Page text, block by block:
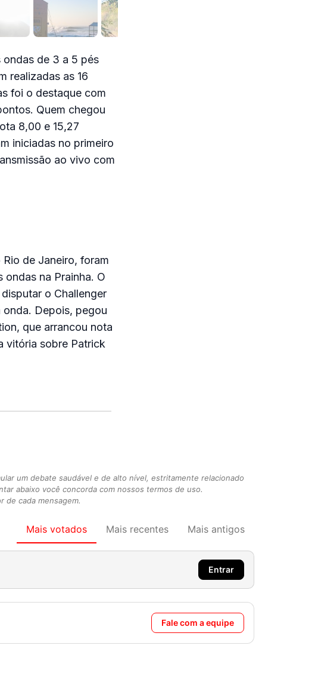
ondas de 3 a 5 pés
realizadas as 16
foi o destaque com
Quem chegou
8,00 e 15,27
iniciadas no primeiro
ao vivo com
de Janeiro, foram
na Prainha. O
o Challenger
onda. Depois, pegou
que arrancou nota
vitória sobre Patrick
um debate saudável e de alto nível, estritamente relacionado
abaixo você concorda com nossos termos de uso.
de cada mensagem.
Mais votados Mais recentes Mais antigos
Entrar
Fale com a equipe